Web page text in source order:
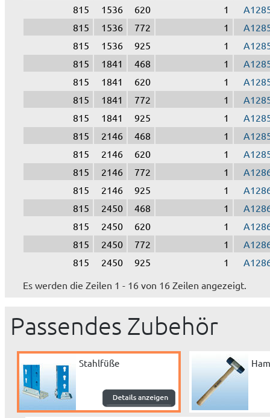
815
1536 620 1
815
1536 772 1
815
1536 925 1
815
1841 468 1
815
1841 620 1
815
1841 772 1
815
1841 925 1
815
2146 468 1
815
2146 620 1
815
2146 772 1
815
2146 925 1
815
2450 468 1
815
2450 620 1
815
2450 772 1
815
2450 925 1
Es werden die Zeilen 1 - 16 von 16 Zeilen angezeigt.
Passendes Zubehör
Stahlfüße